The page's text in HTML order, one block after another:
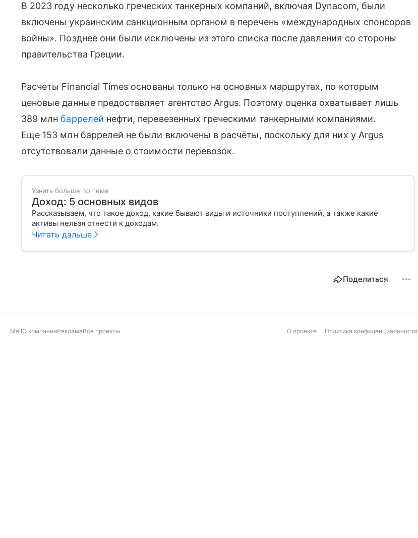
В 2023 году несколько греческих танкерных компаний, включая Dynacom, были
включены украинским санкционным органом в перечень «международных спонсоров
войны». Позднее они были исключены из этого списка после давления со стороны
правительства Греции.
Расчеты Financial Times основаны только на основных маршрутах, по которым
ценовые данные предоставляет агентство Argus. Поэтому оценка охватывает лишь
389 млн баррелей нефти, перевезенных греческими танкерными компаниями.
Еще 153 млн баррелей не были включены в расчёты, поскольку для них у Argus
отсутствовали данные о стоимости перевозок.
Узнать больше по теме
Доход: 5 основных видов
Рассказываем, что такое доход, какие бывают виды и источники поступлений, а также какие
активы нельзя отнести к доходам.
Читать дальше
Поделиться
MailО компанииРекламаВсе проекты О проекте Политика конфиденциальности